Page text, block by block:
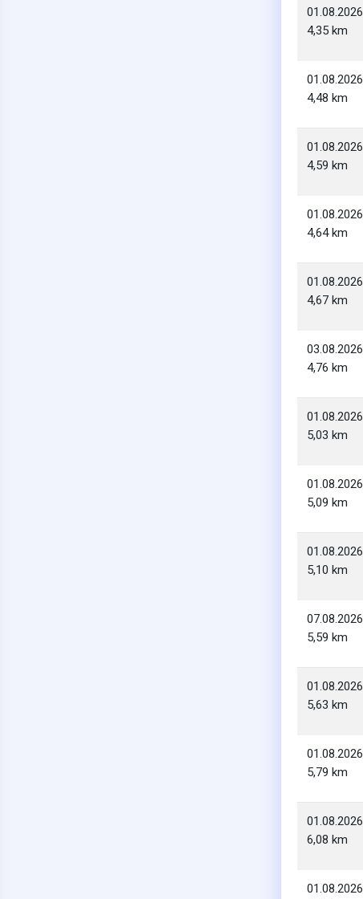
01.08.2026
4,35 km
01.08.2026
4,48 km
01.08.2026
4,59 km
01.08.2026
4,64 km
01.08.2026
4,67 km
03.08.2026
4,76 km
01.08.2026
5,03 km
01.08.2026
5,09 km
01.08.2026
5,10 km
07.08.2026
5,59 km
01.08.2026
5,63 km
01.08.2026
5,79 km
01.08.2026
6,08 km
01.08.2026